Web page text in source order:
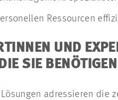
Ressourcen
UND
SIE BENÖTIGEN
adressieren die